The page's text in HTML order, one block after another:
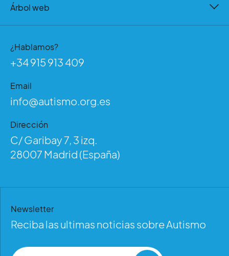
Árbol web
¿Hablamos?
+34 915 913 409
Email
info@autismo.org.es
Dirección
C/ Garibay 7, 3 izq.
28007 Madrid (España)
Newsletter
Reciba las ultimas noticias sobre Autismo